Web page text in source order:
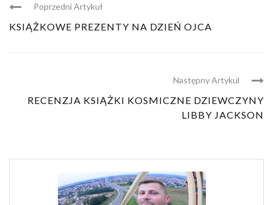
Poprzedni Artykuł
KSIĄŻKOWE PREZENTY NA DZIEŃ OJCA
Następny Artykul
RECENZJA KSIĄŻKI KOSMICZNE DZIEWCZYNY
LIBBY JACKSON